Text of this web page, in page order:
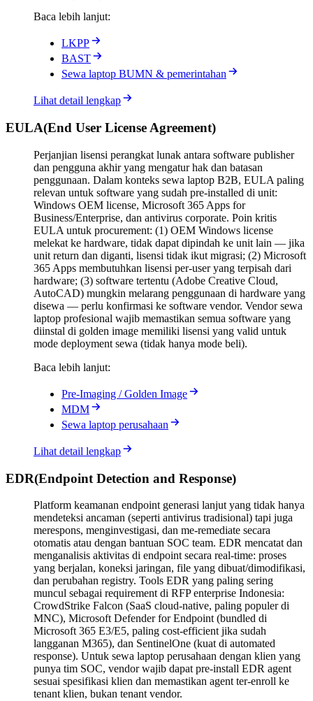
Baca lebih lanjut:
LKPP
BAST
Sewa laptop BUMN & pemerintahan
Lihat detail lengkap
EULA(End User License Agreement)
Perjanjian lisensi perangkat lunak antara software publisher
dan pengguna akhir yang mengatur hak dan batasan
penggunaan. Dalam konteks sewa laptop B2B, EULA paling
relevan untuk software yang sudah pre-installed di unit:
Windows OEM license, Microsoft 365 Apps for
Business/Enterprise, dan antivirus corporate. Poin kritis
EULA untuk procurement: (1) OEM Windows license
melekat ke hardware, tidak dapat dipindah ke unit lain — jika
unit return dan diganti, lisensi tidak ikut migrasi; (2) Microsoft
365 Apps membutuhkan lisensi per-user yang terpisah dari
hardware; (3) software tertentu (Adobe Creative Cloud,
AutoCAD) mungkin melarang penggunaan di hardware yang
disewa — perlu konfirmasi ke software vendor. Vendor sewa
laptop profesional wajib memastikan semua software yang
diinstal di golden image memiliki lisensi yang valid untuk
mode deployment sewa (tidak hanya mode beli).
Baca lebih lanjut:
Pre-Imaging / Golden Image
MDM
Sewa laptop perusahaan
Lihat detail lengkap
EDR(Endpoint Detection and Response)
Platform keamanan endpoint generasi lanjut yang tidak hanya
mendeteksi ancaman (seperti antivirus tradisional) tapi juga
merespons, menginvestigasi, dan me-remediate secara
otomatis atau dengan bantuan SOC team. EDR mencatat dan
menganalisis aktivitas di endpoint secara real-time: proses
yang berjalan, koneksi jaringan, file yang dibuat/dimodifikasi,
dan perubahan registry. Tools EDR yang paling sering
muncul sebagai requirement di RFP enterprise Indonesia:
CrowdStrike Falcon (SaaS cloud-native, paling populer di
MNC), Microsoft Defender for Endpoint (bundled di
Microsoft 365 E3/E5, paling cost-efficient jika sudah
langganan M365), dan SentinelOne (kuat di automated
response). Untuk sewa laptop perusahaan dengan klien yang
punya tim SOC, vendor wajib dapat pre-install EDR agent
sesuai spesifikasi klien dan memastikan agent ter-enroll ke
tenant klien, bukan tenant vendor.